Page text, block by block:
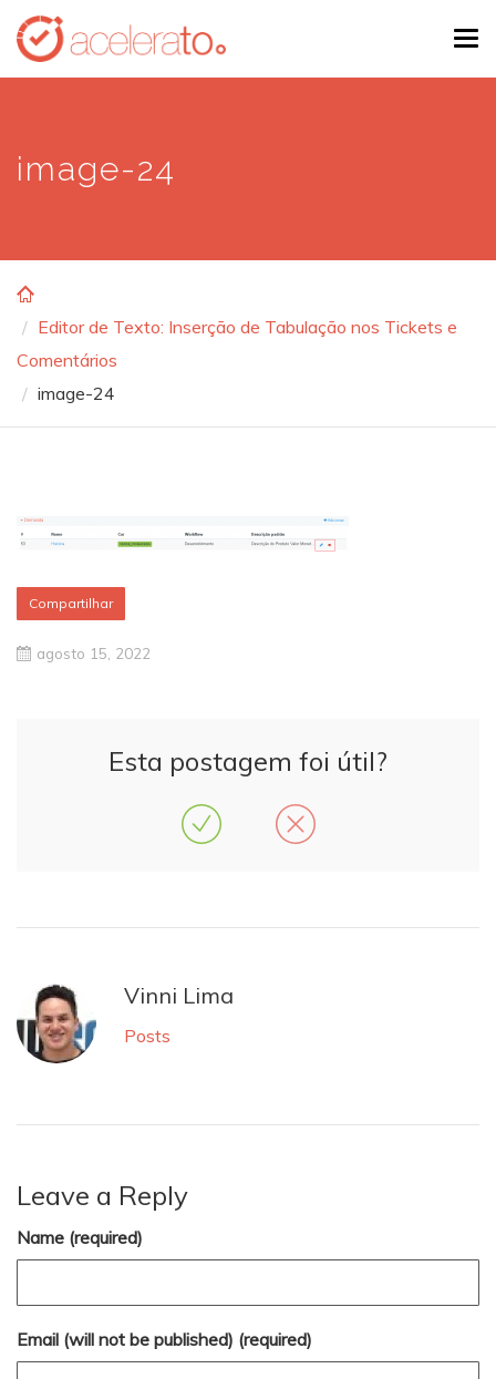
Skip
main
image-24
Editor de Texto: Inserção de Tabulação nos Tickets e
Comentários
image-24
Compartilhar
agosto 15, 2022
Esta postagem foi útil?
Vinni Lima
Posts
Leave a Reply
Name (required)
Email (will not be published) (required)